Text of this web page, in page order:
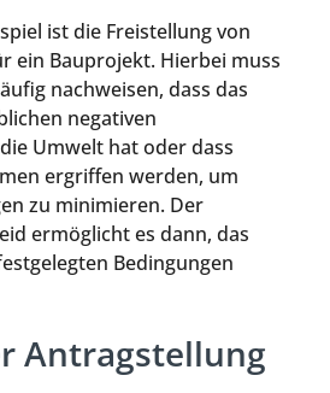
ist die Freistellung von
ein Bauprojekt. Hierbei muss
nachweisen, dass das
negativen
Umwelt hat oder dass
ergriffen werden, um
zu minimieren. Der
ermöglicht es dann, das
Bedingungen
Antragstellung